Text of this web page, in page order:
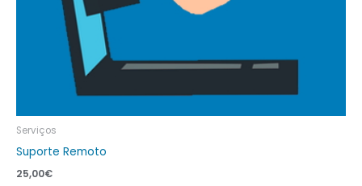
Serviços
Suporte Remoto
25,00€